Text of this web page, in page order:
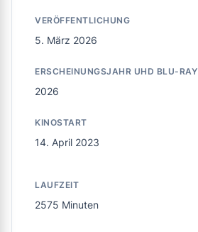
VERÖFFENTLICHUNG
5. März 2026
ERSCHEINUNGSJAHR UHD BLU-RAY
2026
KINOSTART
14. April 2023
LAUFZEIT
2575 Minuten